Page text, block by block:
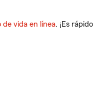
de vida en línea. ¡Es rápido